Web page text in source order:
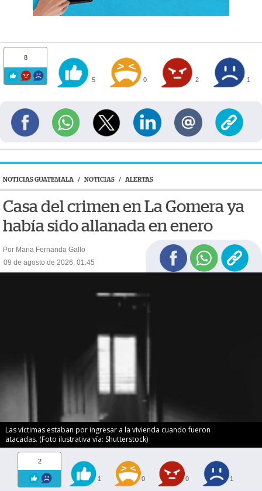
8
5 0 2 1
NOTICIAS GUATEMALA / NOTICIAS / ALERTAS
Casa del crimen en La Gomera ya
había sido allanada en enero
Por Maria Fernanda Gallo
09 de agosto de 2026, 01:45
Las víctimas estaban por ingresar a la vivienda cuando fueron
atacadas. (Foto ilustrativa vía: Shutterstock)
2
1 0 0 1